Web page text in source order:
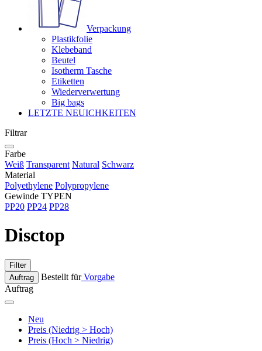
Verpackung
Plastikfolie
Klebeband
Beutel
Isotherm Tasche
Etiketten
Wiederverwertung
Big bags
LETZTE NEUICHKEITEN
Filtrar
Farbe
Weiß Transparent Natural Schwarz
Material
Polyethylene Polypropylene
Gewinde TYPEN
PP20 PP24 PP28
Disctop
Filter
Auftrag
Bestellt fürVorgabe
Auftrag
Neu
Preis (Niedrig > Hoch)
Preis (Hoch > Niedrig)